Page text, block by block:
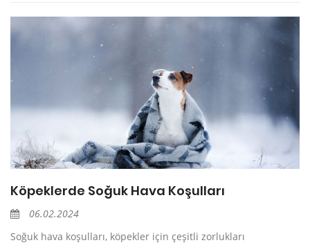
Köpeklerde Soğuk Hava Koşulları
06.02.2024
Soğuk hava koşulları, köpekler için çeşitli zorlukları